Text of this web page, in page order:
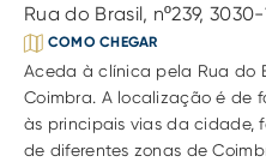
Rua do Brasil, nº239,
COMO CHEGAR
Aceda à clínica pela Rua do
Coimbra. A localização é de
às principais vias da
de diferentes zonas de